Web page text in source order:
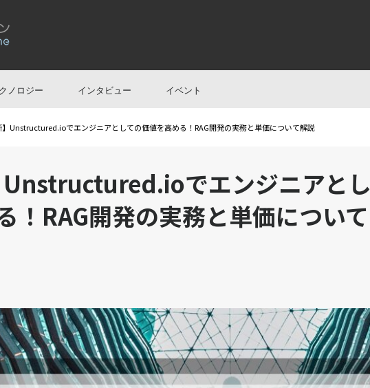
ノロジー インタビュー イベント
】Unstructured.ioでエンジニアとしての価値を高める！RAG開発の実務と単価について解説
Unstructured.ioでエンジニアとし
！RAG開発の実務と単価について